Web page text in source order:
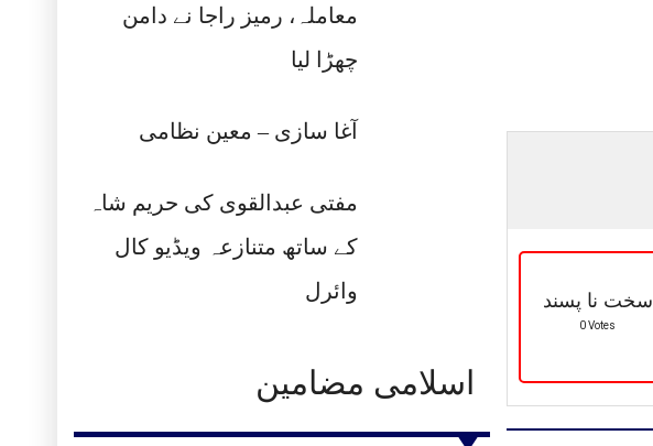
معاملہ، رمیز راجا نے دامن
چھڑا لیا
آغا سازی – معین نظامی
مفتی عبدالقوی کی حریم شاہ
کے ساتھ متنازعہ ویڈیو کال
وائرل
اسلامی مضامین
سخت نا پسند
0 Votes